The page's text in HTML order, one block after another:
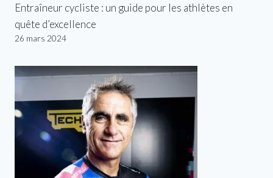
Entraîneur cycliste : un guide pour les athlètes en
quête d’excellence
26 mars 2024